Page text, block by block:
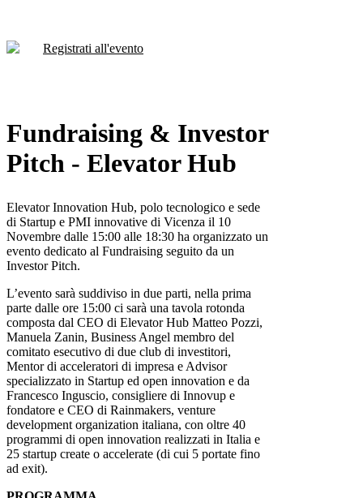
Fundraising & Investor
Pitch - Elevator Hub
Elevator Innovation Hub, polo tecnologico e sede
di Startup e PMI innovative di Vicenza il 10
Novembre dalle 15:00 alle 18:30 ha organizzato un
evento dedicato al Fundraising seguito da un
Investor Pitch.
L’evento sarà suddiviso in due parti, nella prima
parte dalle ore 15:00 ci sarà una tavola rotonda
composta dal CEO di Elevator Hub Matteo Pozzi,
Manuela Zanin, Business Angel membro del
comitato esecutivo di due club di investitori,
Mentor di acceleratori di impresa e Advisor
specializzato in Startup ed open innovation e da
Francesco Inguscio, consigliere di Innovup e
fondatore e CEO di Rainmakers, venture
development organization italiana, con oltre 40
programmi di open innovation realizzati in Italia e
25 startup create o accelerate (di cui 5 portate fino
ad exit).
Registrati all'evento